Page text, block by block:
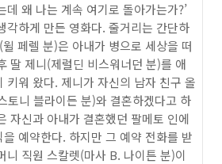
데 왜 나는 계속 여기로 돌아가는가?’
각하게 만든 영화다. 줄거리는 간단하
윌 페렐 분)은 아내가 병으로 세상을 떠
딸 제니(제럴딘 비스워너던 분)를 애
키워 왔다. 제니가 자신의 남자 친구 올
토니 블라이든 분)와 결혼하겠다고 하
자신과 아내가 결혼했던 팔메토 인에
을 예약한다. 하지만 그 예약 전화를 받
니 직원 스칼렛(마사 B. 나이튼 분)이